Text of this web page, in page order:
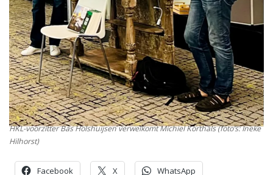
HKL-voorzitter Bas Holshuijsen verwelkomt Michiel Korthals (foto’s: Ineke
Hilhorst)
Facebook X WhatsApp